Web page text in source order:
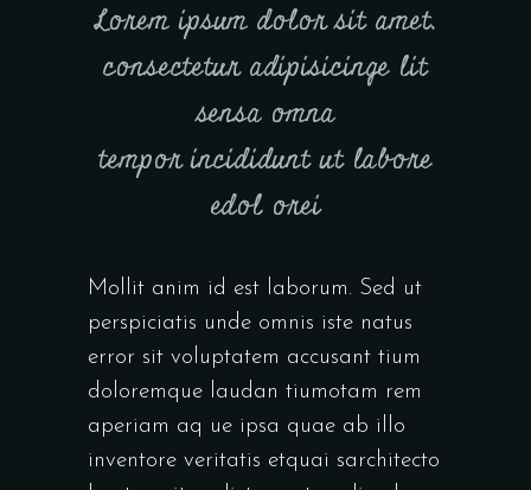
Lorem ipsum dolor sit amet,
consectetur adipisicinge lit
sensa omna
tempor incididunt ut labore
edol orei
Mollit anim id est laborum. Sed ut
perspiciatis unde omnis iste natus
error sit voluptatem accusant tium
doloremque laudan tiumotam rem
aperiam aq ue ipsa quae ab illo
inventore veritatis etquai sarchitecto